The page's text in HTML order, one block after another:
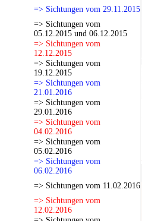
=> Sichtungen vom 29.11.2015
=> Sichtungen vom
05.12.2015 und 06.12.2015
=> Sichtungen vom
12.12.2015
=> Sichtungen vom
19.12.2015
=> Sichtungen vom
21.01.2016
=> Sichtungen vom
29.01.2016
=> Sichtungen vom
04.02.2016
=> Sichtungen vom
05.02.2016
=> Sichtungen vom
06.02.2016
=> Sichtungen vom 11.02.2016
=> Sichtungen vom
12.02.2016